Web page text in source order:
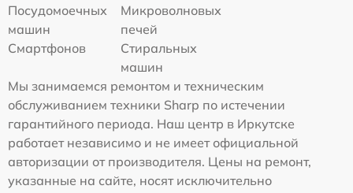
Посудомоечных
машин
Микроволновых
печей
Смартфонов
Стиральных
машин
Мы занимаемся ремонтом и техническим
обслуживанием техники Sharp по истечении
гарантийного периода. Наш центр в Иркутске
работает независимо и не имеет официальной
авторизации от производителя. Цены на ремонт,
указанные на сайте, носят исключительно